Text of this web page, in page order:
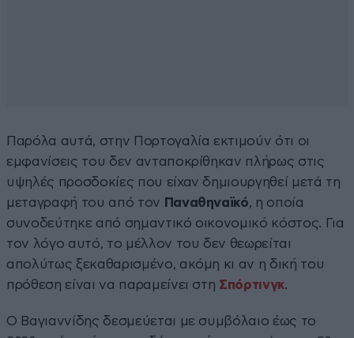
Παρόλα αυτά, στην Πορτογαλία εκτιμούν ότι οι
εμφανίσεις του δεν ανταποκρίθηκαν πλήρως στις
υψηλές προσδοκίες που είχαν δημιουργηθεί μετά τη
μεταγραφή του από τον Παναθηναϊκό, η οποία
συνοδεύτηκε από σημαντικό οικονομικό κόστος. Για
τον λόγο αυτό, το μέλλον του δεν θεωρείται
απολύτως ξεκαθαρισμένο, ακόμη κι αν η δική του
πρόθεση είναι να παραμείνει στη Σπόρτινγκ.
Ο Βαγιαννίδης δεσμεύεται με συμβόλαιο έως το